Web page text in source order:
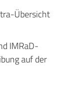
Übersicht
IMRaD-
auf der